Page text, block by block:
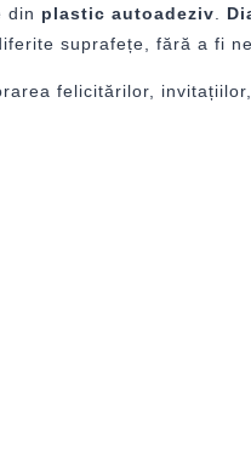
din plastic autoadeziv
suprafețe, fără a fi
felicitărilor,